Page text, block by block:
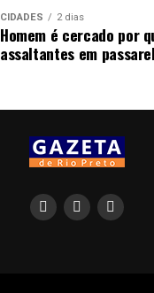
CIDADES 2 dias
Homem é cercado por
assaltantes em